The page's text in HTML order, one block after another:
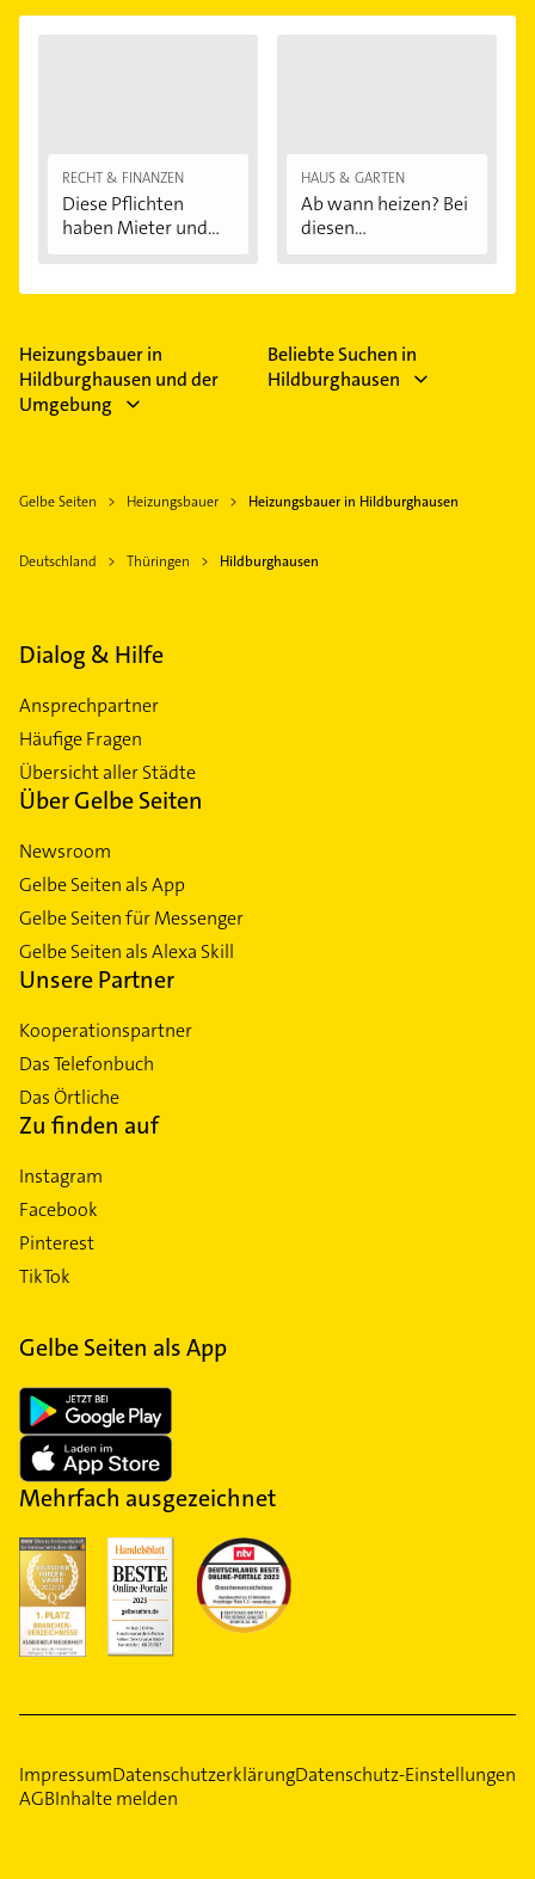
RECHT & FINANZEN
Diese Pflichten
haben Mieter und...
HAUS & GARTEN
Ab wann heizen? Bei
diesen
Heizungsbauer in
Hildburghausen und der
Umgebung
Beliebte Suchen in
Hildburghausen
Gelbe Seiten Heizungsbauer Heizungsbauer in Hildburghausen
Deutschland Thüringen Hildburghausen
Dialog & Hilfe
Ansprechpartner
Häufige Fragen
Übersicht aller Städte
Über Gelbe Seiten
Newsroom
Gelbe Seiten als App
Gelbe Seiten für Messenger
Gelbe Seiten als Alexa Skill
Unsere Partner
Kooperationspartner
Das Telefonbuch
Das Örtliche
Zu finden auf
Instagram
Facebook
Pinterest
TikTok
Gelbe Seiten als App
Mehrfach ausgezeichnet
ImpressumDatenschutzerklärungDatenschutz-Einstellungen
AGBInhalte melden